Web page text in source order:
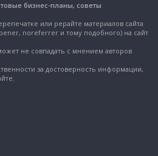
бизнес-планы, советы
или рерайте материалов сайта
noreferrer и тому подобного) на сайт
не совпадать с мнением авторов
за достоверность информации,